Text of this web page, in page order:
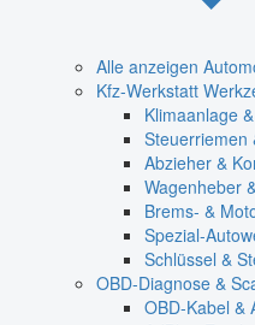
Alle anzeigen
Kfz-Werkstatt
Klimaanlage
Steuerriemen
Abzieher &
Wagenheber
Brems- &
Spezial-
Schlüssel &
OBD-Diagnose &
OBD-Kabel &